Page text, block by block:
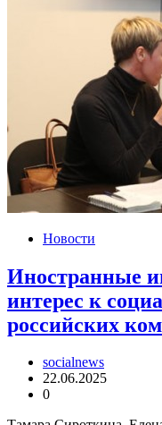
Новости
Иностранные
интерес к
российских
socialnews
22.06.2025
0